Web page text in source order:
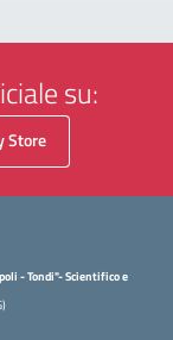
su:
Store
- Tondi"- Scientifico e